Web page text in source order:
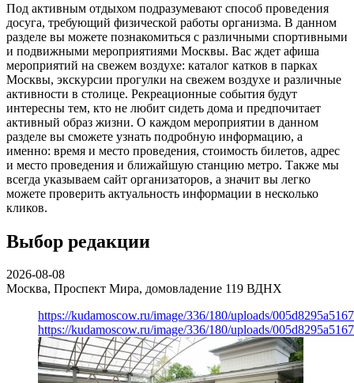
Под активным отдыхом подразумевают способ проведения
досуга, требующий физической работы организма. В данном
разделе вы можете познакомиться с различными спортивными
и подвижными мероприятиями Москвы. Вас ждет афиша
мероприятий на свежем воздухе: каталог катков в парках
Москвы, экскурсии прогулки на свежем воздухе и различные
активности в столице. Рекреационные события будут
интересны тем, кто не любит сидеть дома и предпочитает
активный образ жизни. О каждом мероприятии в данном
разделе вы сможете узнать подробную информацию, а
именно: время и место проведения, стоимость билетов, адрес
и место проведения и ближайшую станцию метро. Также мы
всегда указываем сайт организаторов, а значит вы легко
можете проверить актуальность информации в несколько
кликов.
Выбор редакции
2026-08-08
Москва, Проспект Мира, домовладение 119 ВДНХ
https://kudamoscow.ru/image/336/180/uploads/
https://kudamoscow.ru/image/336/180/uploads/